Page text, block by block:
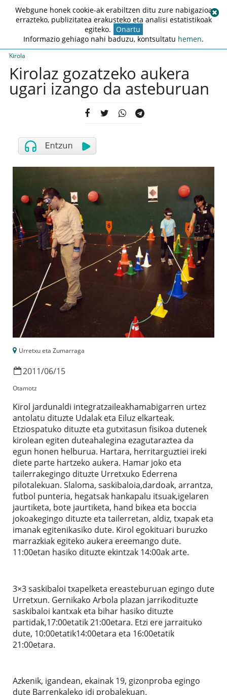
Kirola
Kirolaz gozatzeko aukera
ugari izango da asteburuan
Urretxu eta Zumarraga
2011/06/15
Otamotz
Kirol jardunaldi integratzaileakhamabigarren urtez
antolatu dituzte Udalak eta Eiluz elkarteak.
Etziospatuko dituzte eta gutxitasun fisikoa dutenek
kirolean egiten duteahalegina ezagutaraztea da
egun honen helburua. Hartara, herritarguztiei ireki
diete parte hartzeko aukera. Hamar joko eta
tailerrakegingo dituzte Urretxuko Ederrena
pilotalekuan. Slaloma, saskibaloia,dardoak, arrantza,
futbol punteria, hegatsak hankapalu itsuak,igelaren
jaurtiketa, bote jaurtiketa, hand bikea eta boccia
jokoakegingo dituzte eta tailerretan, aldiz, txapak eta
imanak egitenikasiko dute. Kirol egokituari buruzko
marrazkiak egiteko aukera ereemango dute.
11:00etan hasiko dituzte ekintzak 14:00ak arte.
3×3 saskibaloi txapelketa ereasteburuan egingo dute
Urretxun. Gernikako Arbola plazan jarrikodituzte
saskibaloi kantxak eta bihar hasiko dituzte
partidak,17:00etatik 21:00etara. Etzi ere jarraituko
dute, 10:00etatik14:00etara eta 16:00etatik
21:00etara.
Azkenik, igandean, ekainak 19, gizonproba egingo
dute Barrenkaleko idi probalekuan.
Webgune honek cookie-ak erabiltzen ditu zure nabigazioa
errazteko, publizitatea erakusteko eta analisi estatistikoak
egiteko. Onartu
Informazio gehiago nahi baduzu, kontsultatu hemen.